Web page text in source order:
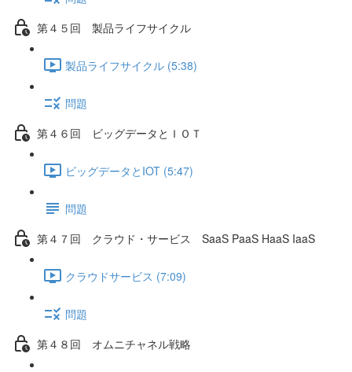
第４５回 製品ライフサイクル
製品ライフサイクル (5:38)
問題
第４６回 ビッグデータとＩＯＴ
ビッグデータとIOT (5:47)
問題
第４７回 クラウド・サービス SaaS PaaS HaaS IaaS
クラウドサービス (7:09)
問題
第４８回 オムニチャネル戦略